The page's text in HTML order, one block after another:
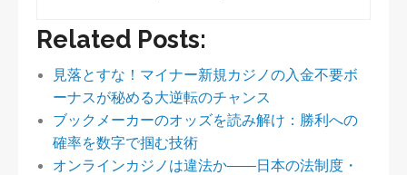
Related Posts:
見落とすな！マイナー新規カジノの入金不要ボ
ーナスが秘める大逆転のチャンス
ブックメーカーのオッズを読み解け：勝利への
確率を数字で掴む技術
オンラインカジノは違法か——日本の法制度・